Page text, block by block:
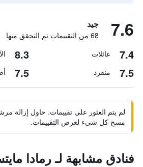
7.6 جيد
68 من التقييمات تم التحقق منها
7.4 عائلات 8.3
7.5 منفرد 7.5
لم يتم العثور على تقييمات. حاول إزالة
مسح كل شيء لعرض التقييمات.
فنادق مشابهة لـ رمادا